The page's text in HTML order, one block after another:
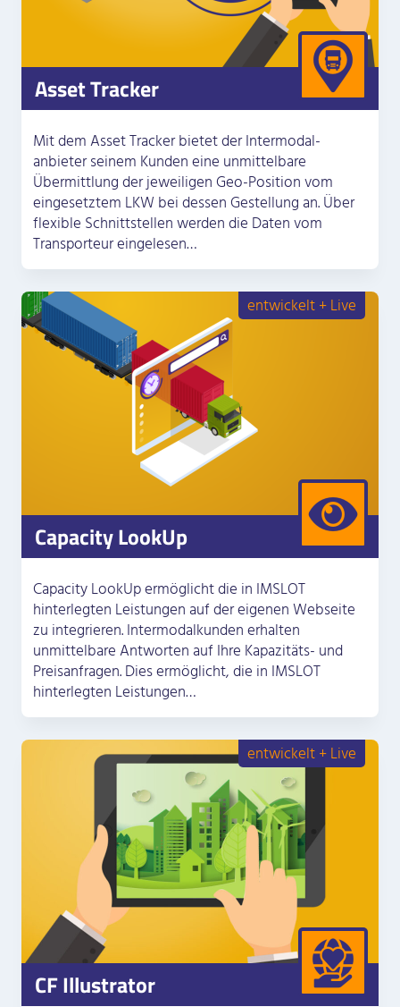
Asset Tracker
Mit dem Asset Tracker bietet der Intermodal­
anbieter seinem Kunden eine unmittelbare
Übermittlung der jeweiligen Geo-Position vom
eingesetztem LKW bei dessen Gestellung an. Über
flexible Schnittstellen werden die Daten vom
Transporteur eingelesen…
entwickelt + Live
Capacity LookUp
Capacity LookUp ermöglicht die in IMSLOT
hinterlegten Leistungen auf der eigenen Webseite
zu integrieren. Intermodalkunden erhalten
unmittelbare Antworten auf Ihre Kapazitäts- und
Preisanfragen. Dies ermöglicht, die in IMSLOT
hinterlegten Leistungen…
entwickelt + Live
CF Illustrator